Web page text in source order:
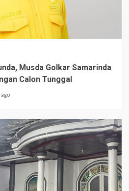
Musda Golkar Samarinda
Calon Tunggal